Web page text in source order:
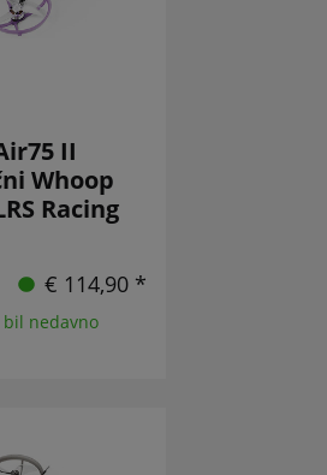
II
Whoop
Racing
€ 114,90 *
bil nedavno